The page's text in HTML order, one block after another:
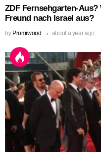
ZDF Fernsehgarten-
Freund nach Israel aus?
by Promiwood about a year ago